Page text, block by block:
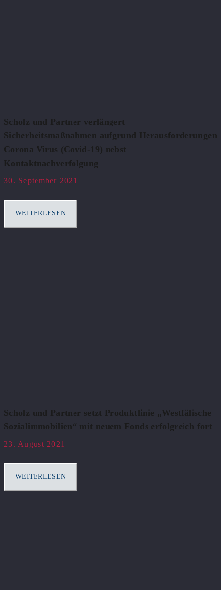
Scholz und Partner verlängert
Sicherheitsmaßnahmen aufgrund Herausforderungen
Corona Virus (Covid-19) nebst
Kontaktnachverfolgung
30. September 2021
WEITERLESEN
Scholz und Partner setzt Produktlinie „Westfälische
Sozialimmobilien“ mit neuem Fonds erfolgreich fort
23. August 2021
WEITERLESEN